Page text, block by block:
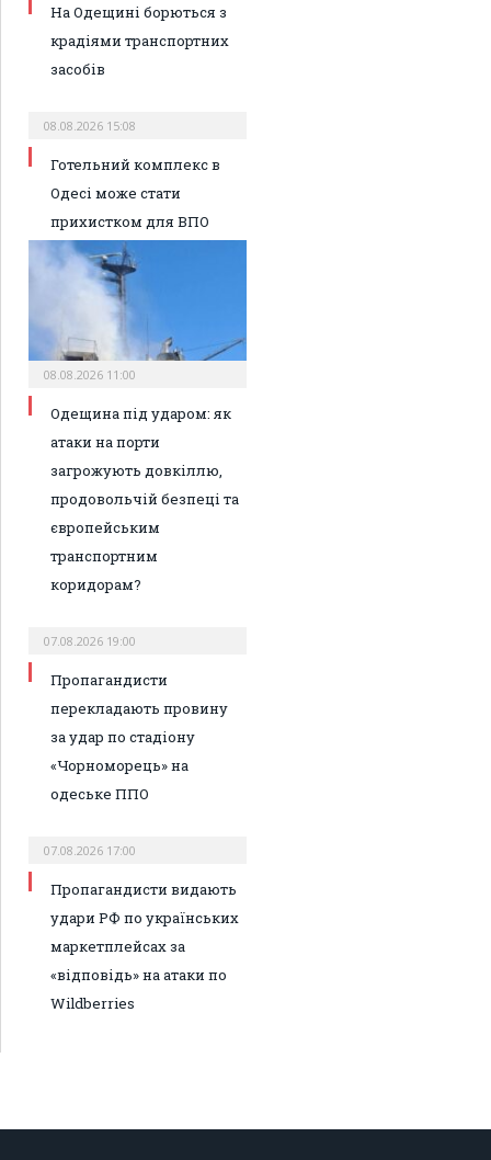
На Одещині борються з
крадіями транспортних
засобів
08.08.2026 15:08
Готельний комплекс в
Одесі може стати
прихистком для ВПО
08.08.2026 11:00
Одещина під ударом: як
атаки на порти
загрожують довкіллю,
продовольчій безпеці та
європейським
транспортним
коридорам?
07.08.2026 19:00
Пропагандисти
перекладають провину
за удар по стадіону
«Чорноморець» на
одеське ППО
07.08.2026 17:00
Пропагандисти видають
удари РФ по українських
маркетплейсах за
«відповідь» на атаки по
Wildberries